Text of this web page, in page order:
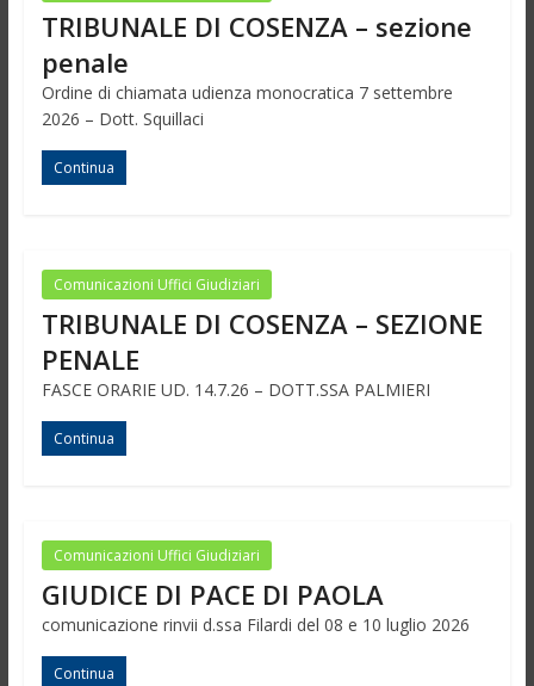
TRIBUNALE DI COSENZA – sezione
penale
Ordine di chiamata udienza monocratica 7 settembre
2026 – Dott. Squillaci
Continua
Comunicazioni Uffici Giudiziari
TRIBUNALE DI COSENZA – SEZIONE
PENALE
FASCE ORARIE UD. 14.7.26 – DOTT.SSA PALMIERI
Continua
Comunicazioni Uffici Giudiziari
GIUDICE DI PACE DI PAOLA
comunicazione rinvii d.ssa Filardi del 08 e 10 luglio 2026
Continua